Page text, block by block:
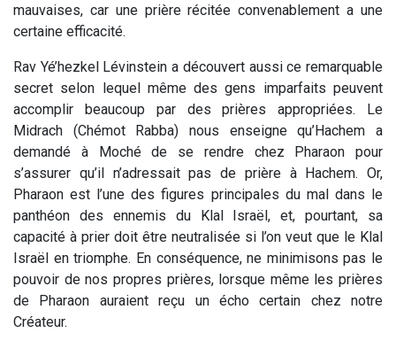
mauvaises, car une prière récitée convenablement a une
certaine efficacité.
Rav Yé’hezkel Lévinstein a découvert aussi ce remarquable
secret selon lequel même des gens imparfaits peuvent
accomplir beaucoup par des prières appropriées. Le
Midrach (Chémot Rabba) nous enseigne qu’Hachem a
demandé à Moché de se rendre chez Pharaon pour
s’assurer qu’il n’adressait pas de prière à Hachem. Or,
Pharaon est l’une des figures principales du mal dans le
panthéon des ennemis du Klal Israël, et, pourtant, sa
capacité à prier doit être neutralisée si l’on veut que le Klal
Israël en triomphe. En conséquence, ne minimisons pas le
pouvoir de nos propres prières, lorsque même les prières
de Pharaon auraient reçu un écho certain chez notre
Créateur.